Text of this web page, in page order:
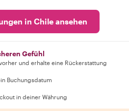
in Chile ansehen
Gefühl
und erhalte eine Rückerstattung
Buchungsdatum
in deiner Währung